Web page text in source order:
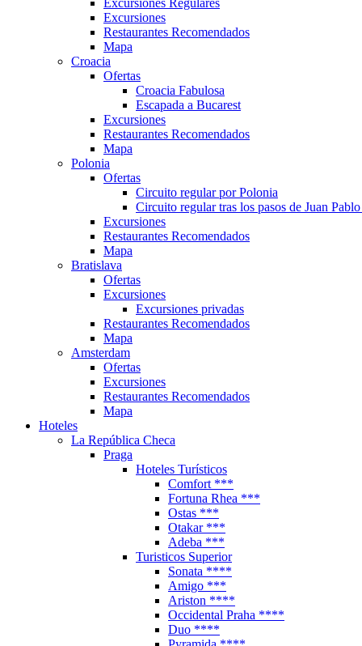
Excursiones Regulares
Excursiones
Restaurantes Recomendados
Mapa
Croacia
Ofertas
Croacia Fabulosa
Escapada a Bucarest
Excursiones
Restaurantes Recomendados
Mapa
Polonia
Ofertas
Circuito regular por Polonia
Circuito regular tras los pasos de Juan
Excursiones
Restaurantes Recomendados
Mapa
Bratislava
Ofertas
Excursiones
Excursiones privadas
Restaurantes Recomendados
Mapa
Amsterdam
Ofertas
Excursiones
Restaurantes Recomendados
Mapa
Hoteles
La República Checa
Praga
Hoteles Turísticos
Comfort ***
Fortuna Rhea ***
Ostas ***
Otakar ***
Adeba ***
Turisticos Superior
Sonata ****
Amigo ***
Ariston ****
Occidental Praha ****
Duo ****